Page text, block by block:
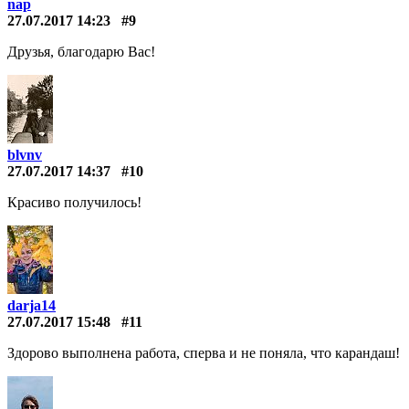
nap
27.07.2017 14:23
#9
Друзья, благодарю Вас!
blvnv
27.07.2017 14:37
#10
Красиво получилось!
darja14
27.07.2017 15:48
#11
Здорово выполнена работа, сперва и не поняла, что карандаш!